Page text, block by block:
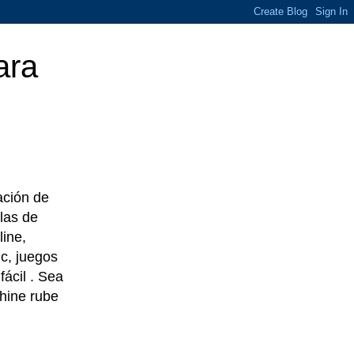
de
de
juegos
. Sea
rube